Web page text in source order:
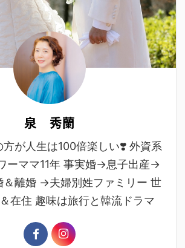
泉 秀蘭
方が人生は100倍楽しい❣️ 外資系
ーママ11年 事実婚→息子出産→
＆離婚 →夫婦別姓ファミリー 世
在住 趣味は旅行と韓流ドラマ